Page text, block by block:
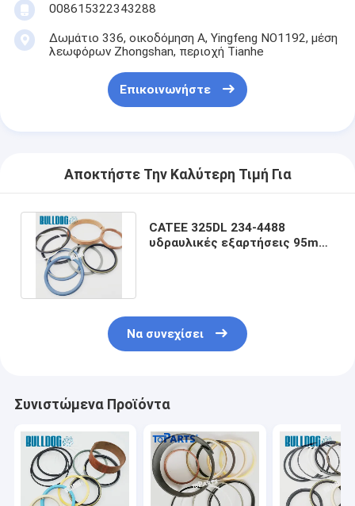
008615322343288
Δωμάτιο 336, οικοδόμηση Α, Yingfeng NO1192, μέση
λεωφόρων Zhongshan, περιοχή Tianhe
Επικοινωνήστε
Αποκτήστε Την Καλύτερη Τιμή Για
CATEE 325DL 234-4488
υδραυλικές εξαρτήσεις 95mm
Να συνεχίσει
Συνιστώμενα Προϊόντα